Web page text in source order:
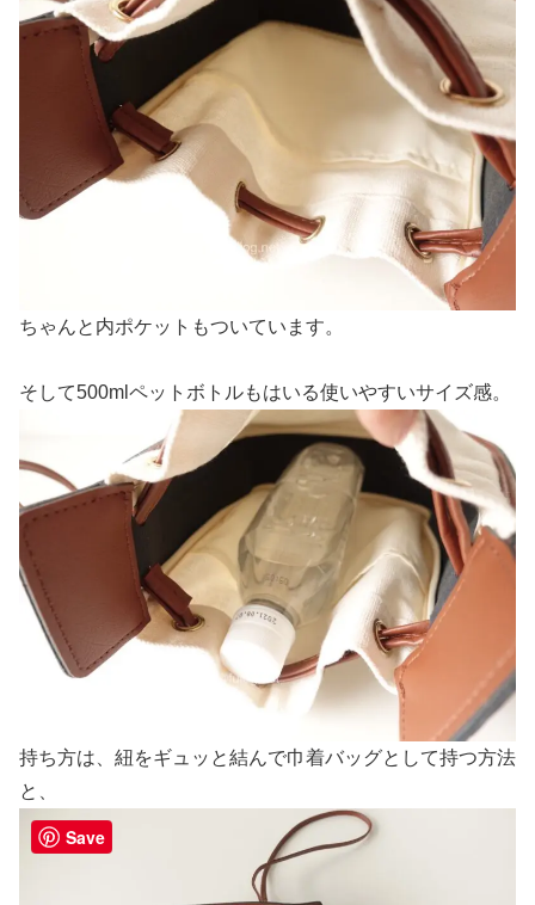
ちゃんと内ポケットもついています。
そして500mlペットボトルもはいる使いやすいサイズ感。
持ち方は、紐をギュッと結んで巾着バッグとして持つ方法
と、
Save